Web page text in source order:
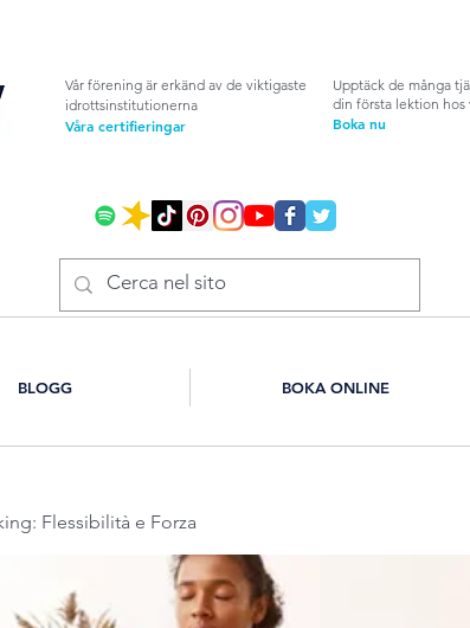
Vår förening är erkänd av de viktigaste
idrottsinstitutionerna
Våra certifieringar
Upptäck de många
din första lektion hos
Boka nu
BLOGG BOKA ONLINE
Flessibilità e Forza